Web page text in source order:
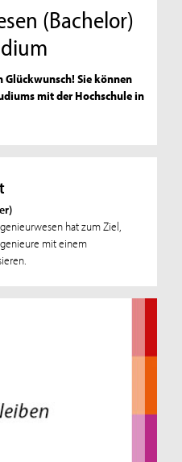
(Bachelor)
Glückwunsch! Sie können
mit der Hochschule in
hat zum Ziel,
mit einem